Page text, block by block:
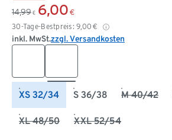
14,99 € 6,00 €
30-Tage-Bestpreis: 9,00 €
inkl. MwSt.zzgl. Versandkosten
XS 32/34 S 36/38 M 40/42
XL 48/50 XXL 52/54